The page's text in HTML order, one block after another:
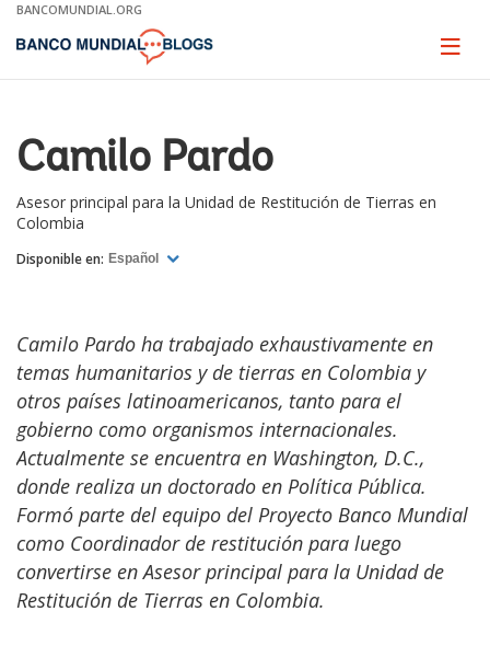
Skip
Main
BANCOMUNDIAL.ORG
Page
Camilo Pardo
Asesor principal para la Unidad de Restitución de Tierras en
Colombia
Disponible en: Español
Camilo Pardo ha trabajado exhaustivamente en
temas humanitarios y de tierras en Colombia y
otros países latinoamericanos, tanto para el
gobierno como organismos internacionales.
Actualmente se encuentra en Washington, D.C.,
donde realiza un doctorado en Política Pública.
Formó parte del equipo del Proyecto Banco Mundial
como Coordinador de restitución para luego
convertirse en Asesor principal para la Unidad de
Restitución de Tierras en Colombia.